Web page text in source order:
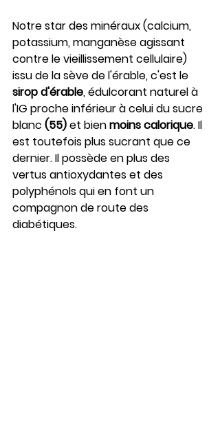
Notre star des minéraux (calcium,
potassium, manganèse agissant
contre le vieillissement cellulaire)
issu de la sève de l'érable, c'est le
sirop d'érable, édulcorant naturel à
l'IG proche inférieur à celui du sucre
blanc (55) et bien moins calorique. Il
est toutefois plus sucrant que ce
dernier. Il possède en plus des
vertus antioxydantes et des
polyphénols qui en font un
compagnon de route des
diabétiques.